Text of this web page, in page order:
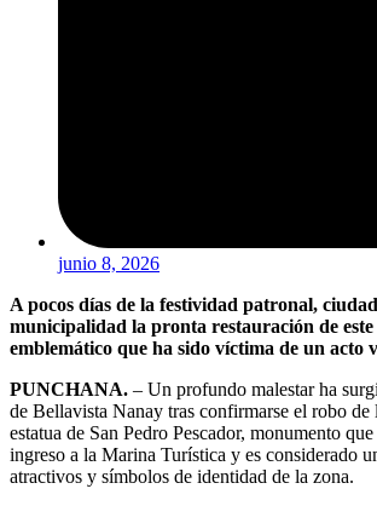
junio 8, 2026
A pocos días de la festividad patronal,
municipalidad la pronta restauración de este
emblemático que ha sido víctima de un acto
PUNCHANA. – Un profundo malestar ha
de Bellavista Nanay tras confirmarse el robo de
estatua de San Pedro Pescador, monumento
ingreso a la Marina Turística y es considerado
atractivos y símbolos de identidad de la zona.